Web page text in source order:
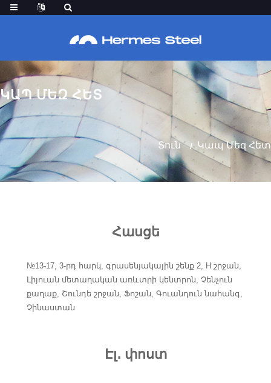
ԿԱՊ ՄԵԶ ՀԵՏ
Տուն Կապ Մեզ Հետ
Հասցե
№13-17, 3-րդ հարկ, գրասենյակային շենք 2, H շրջան,
Լիյուան ​​մետաղական առևտրի կենտրոն, Չենչուն
քաղաք, Շունդե շրջան, Ֆոշան, Գուանդուն նահանգ,
Չինաստան
Էլ․ փոստ